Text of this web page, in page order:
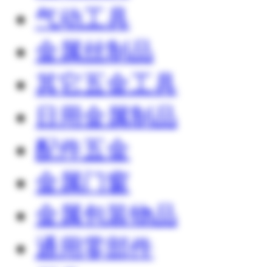
气动工具
金属丝制品
其它五金工具
日用金属制品
配件五金
金属门窗
金属包装物品
通用零部件